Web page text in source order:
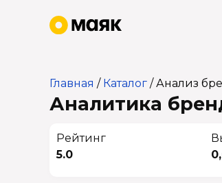
Главная / Каталог /Анализ
Аналитика
Рейтинг
5.0